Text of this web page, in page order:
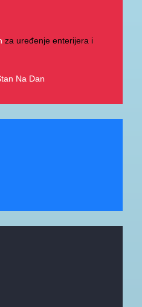
za uređenje enterijera i
Na Dan